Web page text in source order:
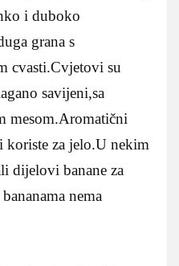
i duboko
grana s
cvasti.Cvjetovi su
savijeni,sa
mesom.Aromatični
koriste za jelo.U nekim
dijelovi banane za
nema